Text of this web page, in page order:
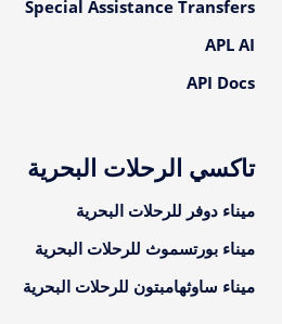
Special Assistance Transfers
APL AI
API Docs
تاكسي الرحلات البحرية
ميناء دوفر للرحلات البحرية
ميناء بورتسموث للرحلات البحرية
ميناء ساوثهامبتون للرحلات البحرية